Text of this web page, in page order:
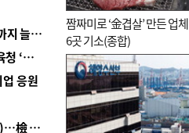
■ 경남 농정 비전 ‘잘 사는 농촌’…스마트팜 1000㏊까지 늘린다
■ 교육혁신선도지 공모 코앞인데…구·군 난색에 교육청 ‘쩔쩔’
응원
■ 검사 신분 버리고 직급하향(10년 이하 저연차 검사)…檢 중수청행 기피
짬짜미로 ‘金겹살’ 만든 업체
6곳 기소(종합)